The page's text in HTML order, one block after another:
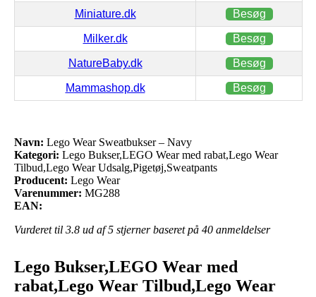
Miniature.dk Besøg
Milker.dk Besøg
NatureBaby.dk Besøg
Mammashop.dk Besøg
Navn: Lego Wear Sweatbukser – Navy
Kategori: Lego Bukser,LEGO Wear med rabat,Lego Wear
Tilbud,Lego Wear Udsalg,Pigetøj,Sweatpants
Producent: Lego Wear
Varenummer: MG288
EAN:
Vurderet til 3.8 ud af 5 stjerner baseret på 40 anmeldelser
Lego Bukser,LEGO Wear med
rabat,Lego Wear Tilbud,Lego Wear